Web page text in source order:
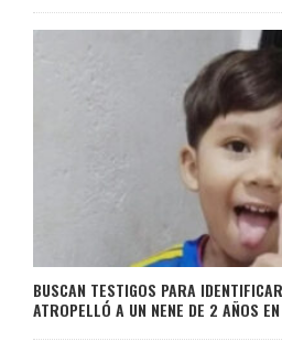
BUSCAN TESTIGOS PARA
ATROPELLÓ A UN NENE DE 2 AÑOS